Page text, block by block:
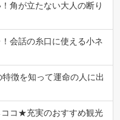
角が立たない大人の断り
会話の糸口に使える小ネ
徴を知って運命の人に出
コ★充実のおすすめ観光